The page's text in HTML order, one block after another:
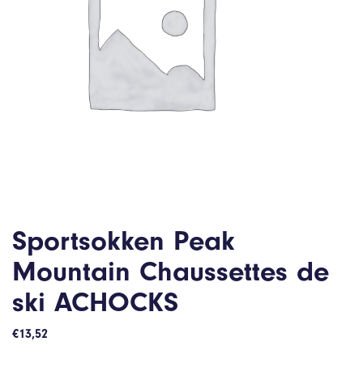
Sportsokken Peak
Mountain Chaussettes de
ski ACHOCKS
€13,52